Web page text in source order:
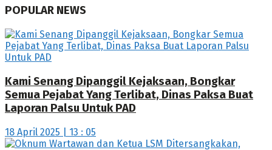
POPULAR NEWS
Kami Senang Dipanggil Kejaksaan, Bongkar
Semua Pejabat Yang Terlibat, Dinas Paksa Buat
Laporan Palsu Untuk PAD
18 April 2025 | 13 : 05